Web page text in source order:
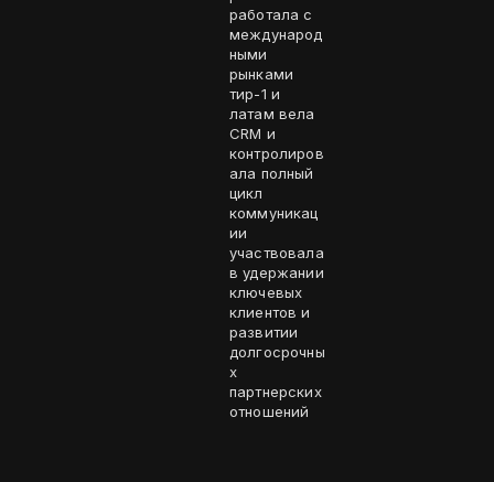
работала с
международ
ными
рынками
тир-1 и
латам вела
CRM и
контролиров
ала полный
цикл
коммуникац
ии
участвовала
в удержании
ключевых
клиентов и
развитии
долгосрочны
х
партнерских
отношений